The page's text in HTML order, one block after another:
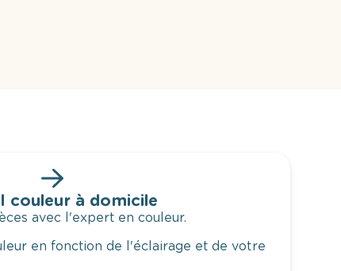
couleur à domicile
avec l'expert en couleur.
en fonction de l'éclairage et de votre